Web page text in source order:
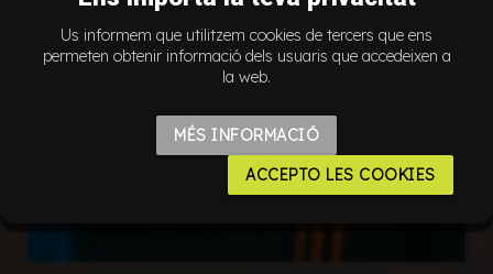
Us informem que utilitzem cookies de tercers que ens
permeten obtenir informació dels usuaris que accedeixen a
la web.
MÉS INFORMACIÓ
ACCEPTO LES COOKIES